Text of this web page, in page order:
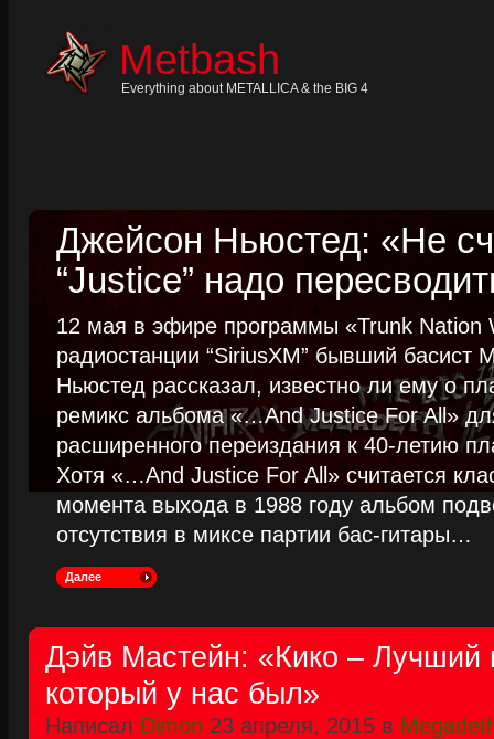
Metbash
Everything about METALLICA & the BIG 4
Джейсон Ньюстед: «Не
“Justice” надо
12 мая в эфире программы «Trunk Nation
радиостанции “SiriusXM” бывший басист
Ньюстед рассказал, известно ли ему о
ремикс альбома «…And Justice For All»
расширенного переиздания к 40-летию
Хотя «…And Justice For All» считается
момента выхода в 1988 году альбом
отсутствия в миксе партии бас-гитары…
Далее
Дэйв Мастейн: «Кико – Лучший
который у нас был»
Написал Dimon 23 апреля, 2015 в